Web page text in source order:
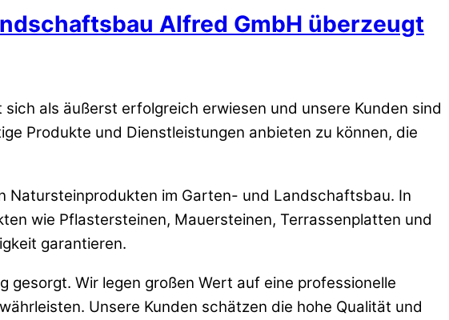
Alfred GmbH überzeugt
als äußerst erfolgreich erwiesen und unsere Kunden sind
Produkte und Dienstleistungen anbieten zu können, die
Natursteinprodukten im Garten- und Landschaftsbau. In
wie Pflastersteinen, Mauersteinen, Terrassenplatten und
garantieren.
gesorgt. Wir legen großen Wert auf eine professionelle
Unsere Kunden schätzen die hohe Qualität und